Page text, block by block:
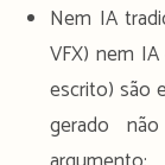
Nem IA
VFX) nem
escrito) são
gerado